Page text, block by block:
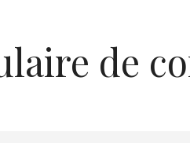
de